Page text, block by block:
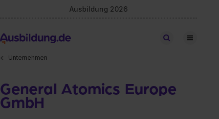
Ausbildung 2026
Stellen finden
Unternehmen
General Atomics Europe
GmbH